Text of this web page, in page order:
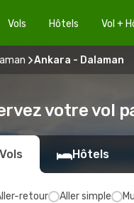
Vols Hôtels Vol +
Ankara - Dalaman
votre vol
Vols Hôtels
retour Aller simple